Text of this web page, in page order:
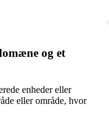
og et
enheder eller
eller område, hvor